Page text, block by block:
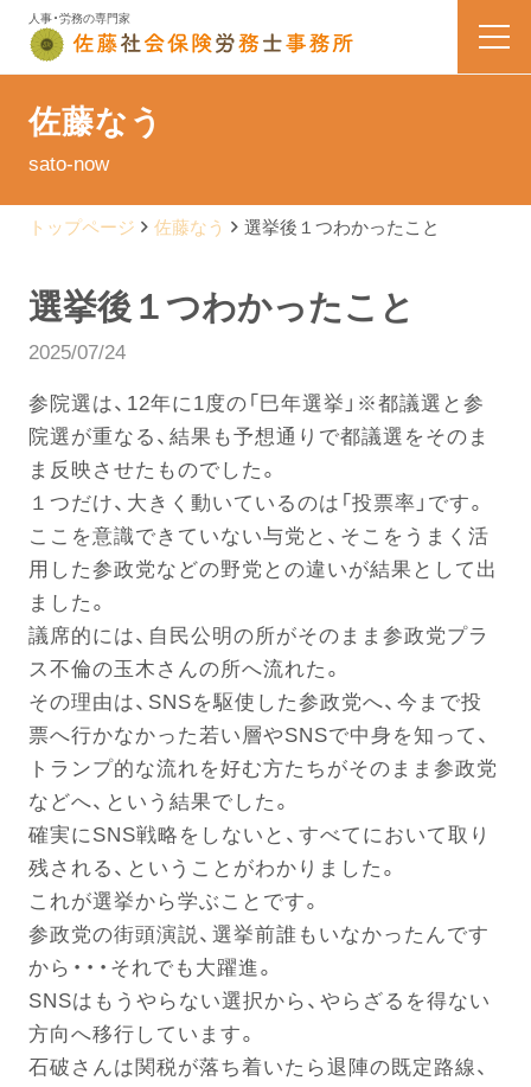
人事・労務の専門家
料金表
よくある質問
お問い合わせ
佐藤なう
佐藤なう
sato-now
トップページ 佐藤なう 選挙後１つわかったこと
選挙後１つわかったこと
2025/07/24
参院選は、12年に1度の「巳年選挙」※都議選と参
院選が重なる、結果も予想通りで都議選をそのま
ま反映させたものでした。
１つだけ、大きく動いているのは「投票率」です。
ここを意識できていない与党と、そこをうまく活
用した参政党などの野党との違いが結果として出
ました。
議席的には、自民公明の所がそのまま参政党プラ
ス不倫の玉木さんの所へ流れた。
その理由は、SNSを駆使した参政党へ、今まで投
票へ行かなかった若い層やSNSで中身を知って、
トランプ的な流れを好む方たちがそのまま参政党
などへ、という結果でした。
確実にSNS戦略をしないと、すべてにおいて取り
残される、ということがわかりました。
これが選挙から学ぶことです。
参政党の街頭演説、選挙前誰もいなかったんです
から・・・それでも大躍進。
SNSはもうやらない選択から、やらざるを得ない
方向へ移行しています。
石破さんは関税が落ち着いたら退陣の既定路線、